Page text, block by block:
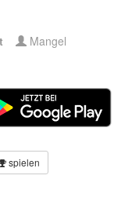
Mangel
spielen